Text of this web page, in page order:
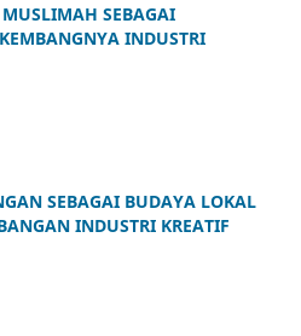
SEBAGAI
INDUSTRI
SEBAGAI BUDAYA LOKAL
INDUSTRI KREATIF